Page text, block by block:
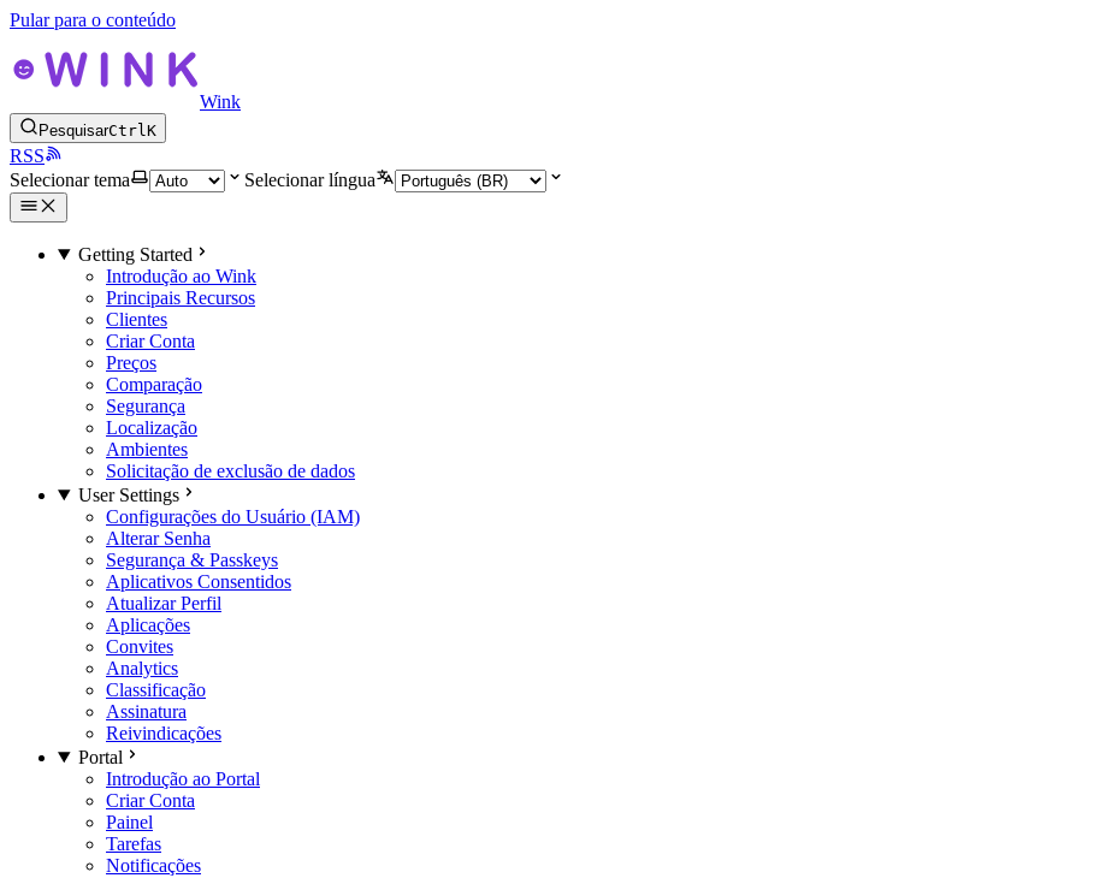
Pular para o conteúdo
Wink
PesquisarCtrlK
RSS
Selecionar tema
Selecionar língua
Getting Started
Introdução ao Wink
Principais Recursos
Clientes
Criar Conta
Preços
Comparação
Segurança
Localização
Ambientes
Solicitação de exclusão de dados
User Settings
Configurações do Usuário (IAM)
Alterar Senha
Segurança & Passkeys
Aplicativos Consentidos
Atualizar Perfil
Aplicações
Convites
Analytics
Classificação
Assinatura
Reivindicações
Portal
Introdução ao Portal
Criar Conta
Painel
Tarefas
Notificações